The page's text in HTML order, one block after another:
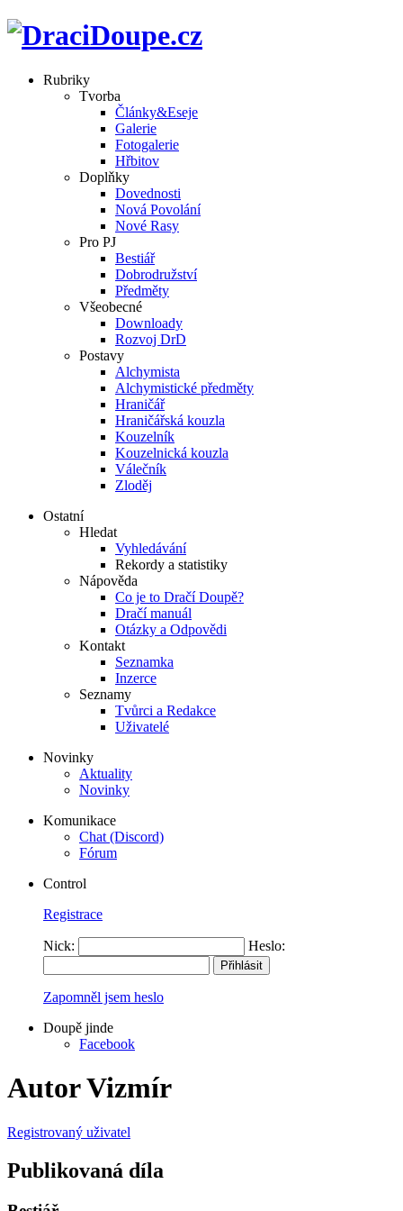
Rubriky
Tvorba
Články&Eseje
Galerie
Fotogalerie
Hřbitov
Doplňky
Dovednosti
Nová Povolání
Nové Rasy
Pro PJ
Bestiář
Dobrodružství
Předměty
Všeobecné
Downloady
Rozvoj DrD
Postavy
Alchymista
Alchymistické předměty
Hraničář
Hraničářská kouzla
Kouzelník
Kouzelnická kouzla
Válečník
Zloděj
Ostatní
Hledat
Vyhledávání
Rekordy a statistiky
Nápověda
Co je to Dračí Doupě?
Dračí manuál
Otázky a Odpovědi
Kontakt
Seznamka
Inzerce
Seznamy
Tvůrci a Redakce
Uživatelé
Novinky
Aktuality
Novinky
Komunikace
Chat (Discord)
Fórum
Control
Registrace
Nick: Heslo:
Zapomněl jsem heslo
Doupě jinde
Facebook
Autor Vizmír
Registrovaný uživatel
Publikovaná díla